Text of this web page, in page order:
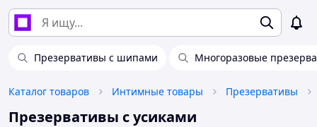
Презервативы с шипами Многоразовые
Каталог товаров Интимные товары Презервативы
Презервативы с усиками